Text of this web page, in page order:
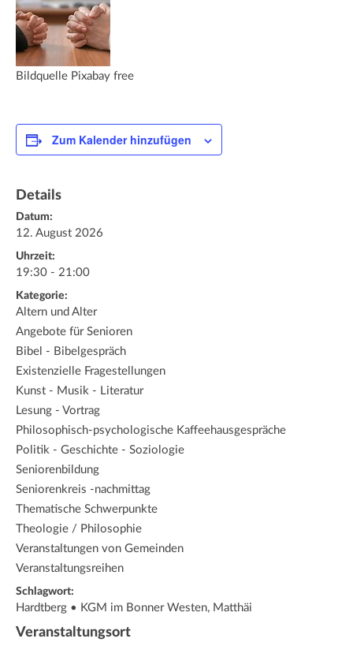
Bildquelle Pixabay free
Zum Kalender hinzufügen
Details
Datum:
12. August 2026
Uhrzeit:
19:30 - 21:00
Kategorie:
Altern und Alter
Angebote für Senioren
Bibel - Bibelgespräch
Existenzielle Fragestellungen
Kunst - Musik - Literatur
Lesung - Vortrag
Philosophisch-psychologische Kaffeehausgespräche
Politik - Geschichte - Soziologie
Seniorenbildung
Seniorenkreis -nachmittag
Thematische Schwerpunkte
Theologie / Philosophie
Veranstaltungen von Gemeinden
Veranstaltungsreihen
Schlagwort:
Hardtberg • KGM im Bonner Westen, Matthäi
Veranstaltungsort